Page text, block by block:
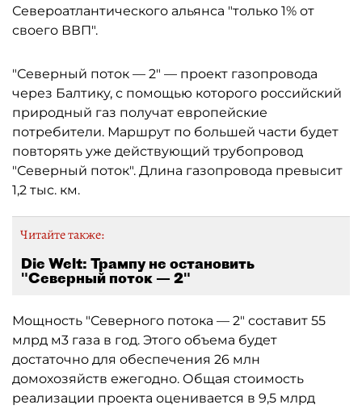
Североатлантического альянса "только 1% от
своего ВВП".
"Северный поток — 2" — проект газопровода
через Балтику, с помощью которого российский
природный газ получат европейские
потребители. Маршрут по большей части будет
повторять уже действующий трубопровод
"Северный поток". Длина газопровода превысит
1,2 тыс. км.
Читайте также:
Die Welt: Трампу не остановить
"Северный поток — 2"
Мощность "Северного потока — 2" составит 55
млрд м3 газа в год. Этого объема будет
достаточно для обеспечения 26 млн
домохозяйств ежегодно. Общая стоимость
реализации проекта оценивается в 9,5 млрд